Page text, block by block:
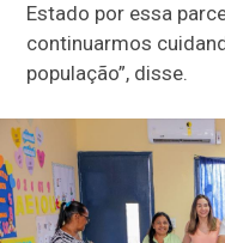
Estado por essa
continuarmos
população”, disse.